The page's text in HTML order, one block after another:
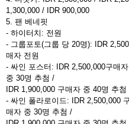
1,300,000 / IDR 900,000
5. 팬 베네핏
- 하이터치 : 전원
- 그룹포토(그룹 당 20명): IDR
매자 전원
- 싸인 포스터 : IDR 2,500,000구매
중 30명 추첨 /
IDR 1,900,000 구매자 중 40명 추첨
- 싸인 폴라로이드 : IDR 2,500,000
매자 중 30명 추첨 /